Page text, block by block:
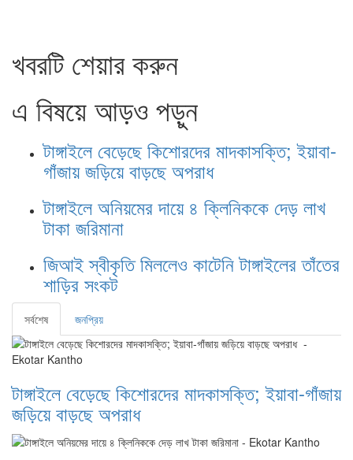
খবরটি শেয়ার করুন
এ বিষয়ে আড়ও পড়ুন
টাঙ্গাইলে বেড়েছে কিশোরদের মাদকাসক্তি; ইয়াবা-
গাঁজায় জড়িয়ে বাড়ছে অপরাধ
টাঙ্গাইলে অনিয়মের দায়ে ৪ ক্লিনিককে দেড় লাখ
টাকা জরিমানা
জিআই স্বীকৃতি মিললেও কাটেনি টাঙ্গাইলের তাঁতের
শাড়ির সংকট
সর্বশেষ জনপ্রিয়
টাঙ্গাইলে বেড়েছে কিশোরদের মাদকাসক্তি; ইয়াবা-গাঁজায়
জড়িয়ে বাড়ছে অপরাধ